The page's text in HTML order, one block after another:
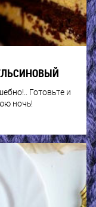
Готовьте и
ночь!